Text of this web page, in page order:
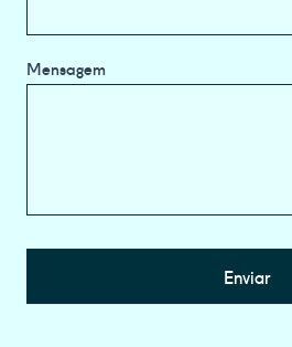
Mensagem
Enviar